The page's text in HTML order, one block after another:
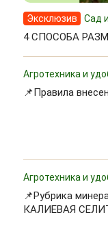
Эксклюзив Сад
4 СПОСОБА
Агротехника и
📌Правила
Агротехника и
📌Рубрика
КАЛИЕВАЯ